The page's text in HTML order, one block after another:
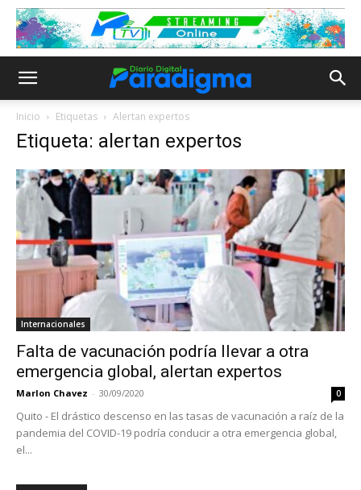
Inicio Etiquetas Alertan expertos
Etiqueta: alertan expertos
Internacionales
Falta de vacunación podría llevar a otra
emergencia global, alertan expertos
Marlon Chavez - 30/09/2020 0
Quito - El drástico descenso en las tasas de vacunación a raíz de la
pandemia del COVID-19 podría conducir a otra emergencia global,
el...